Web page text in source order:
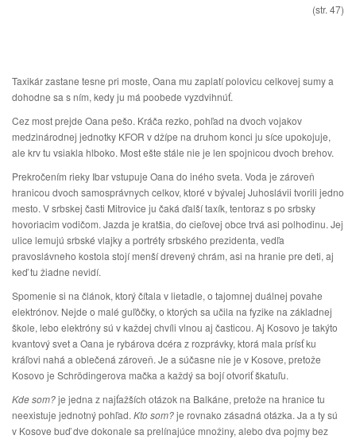
(str. 47)
Taxikár zastane tesne pri moste, Oana mu zaplatí polovicu celkovej sumy a
dohodne sa s ním, kedy ju má poobede vyzdvihnúť.
Cez most prejde Oana pešo. Kráča rezko, pohľad na dvoch vojakov
medzinárodnej jednotky KFOR v džípe na druhom konci ju síce upokojuje,
ale krv tu vsiakla hlboko. Most ešte stále nie je len spojnicou dvoch brehov.
Prekročením rieky Ibar vstupuje Oana do iného sveta. Voda je zároveň
hranicou dvoch samosprávnych celkov, ktoré v bývalej Juhoslávii tvorili jedno
mesto. V srbskej časti Mitrovice ju čaká ďalší taxík, tentoraz s po srbsky
hovoriacim vodičom. Jazda je kratšia, do cieľovej obce trvá asi polhodinu. Jej
ulice lemujú srbské vlajky a portréty srbského prezidenta, vedľa
pravoslávneho kostola stojí menší drevený chrám, asi na hranie pre deti, aj
keď tu žiadne nevidí.
Spomenie si na článok, ktorý čítala v lietadle, o tajomnej duálnej povahe
elektrónov. Nejde o malé guľôčky, o ktorých sa učila na fyzike na základnej
škole, lebo elektróny sú v každej chvíli vlnou aj časticou. Aj Kosovo je takýto
kvantový svet a Oana je rybárova dcéra z rozprávky, ktorá mala prísť ku
kráľovi nahá a oblečená zároveň. Je a súčasne nie je v Kosove, pretože
Kosovo je Schrödingerova mačka a každý sa bojí otvoriť škatuľu.
Kde som?je jedna z najťažších otázok na Balkáne, pretože na hranice tu
neexistuje jednotný pohľad. Kto som?je rovnako zásadná otázka. Ja a ty sú
v Kosove buď dve dokonale sa prelínajúce množiny, alebo dva pojmy bez